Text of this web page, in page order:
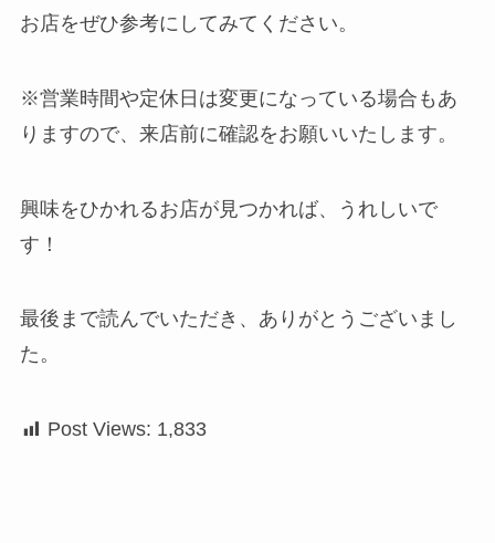
お店をぜひ参考にしてみてください。
※営業時間や定休日は変更になっている場合もあ
りますので、来店前に確認をお願いいたします。
興味をひかれるお店が見つかれば、うれしいで
す！
最後まで読んでいただき、ありがとうございまし
た。
Post Views: 1,833